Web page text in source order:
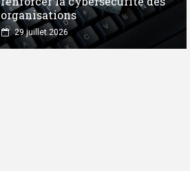
organisations
29 juillet 2026